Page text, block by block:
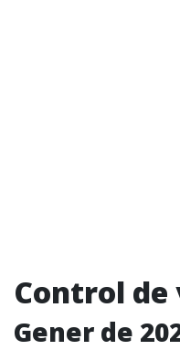
Control de
Gener de